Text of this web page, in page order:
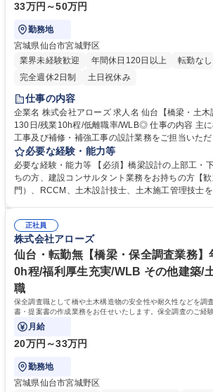
33万円～50万円
勤務地
宮城県仙台市宮城野区
業界未経験歓迎
年間休日120日以上 転勤なし
完全週休2日制
土日祝休み
仕事の内容
企業名 株式会社アローズ 求人名 仙台【橋梁・土木設計/管理職候補】年休
130日/残業10h程/低離職率/WLB◎ 仕事の内容 主に橋梁（道路橋）の新規
工事及び補修・補強工事の設計業務をご担当いた
してこれまでのご経験を活かしてご活躍いただくことが
的には】■橋梁上部工・下部工・橋梁付属物の詳細
資料の作成■発注者との打合せ■協力業者との打合
メーカー等などをお任せします。 設計1件あたりに
仙台【橋梁・土木設計/管理職候補】年休130日/残
◎
必要な経験・能力等
必要な経験・能力等 【必須】橋梁設計の上部工・
ちの方、建設コンサルタント業務をお持ちの方【
門）、RCCM、土木設計技士、土木施工管理技士をお持
日130日(土日祝ほか)、残業も全社月10時間程度、
など働きやすい環境が整っており離職率も非常に低
月～2月、この時期だけは残業時間最大で60H程度
して10H程度。■内勤業務が95% 学歴・資格 学歴：大学院 大学 高専 短大
専修学校 高校 語学力： 資格：第一種運転免許普通
正社員
株式会社アローズ
仙台・転勤無【橋梁・保全調査業務】
0h程/福利厚生充実/WLB その他建築/
職
保全調査職として橋や土木構造物の安全性や耐久性などを調
書・提案書の作成業務をお任せいたします。保全調査のご経
いたしますので安心して始めることが可能！
月給
20万円～33万円
勤務地
宮城県仙台市宮城野区